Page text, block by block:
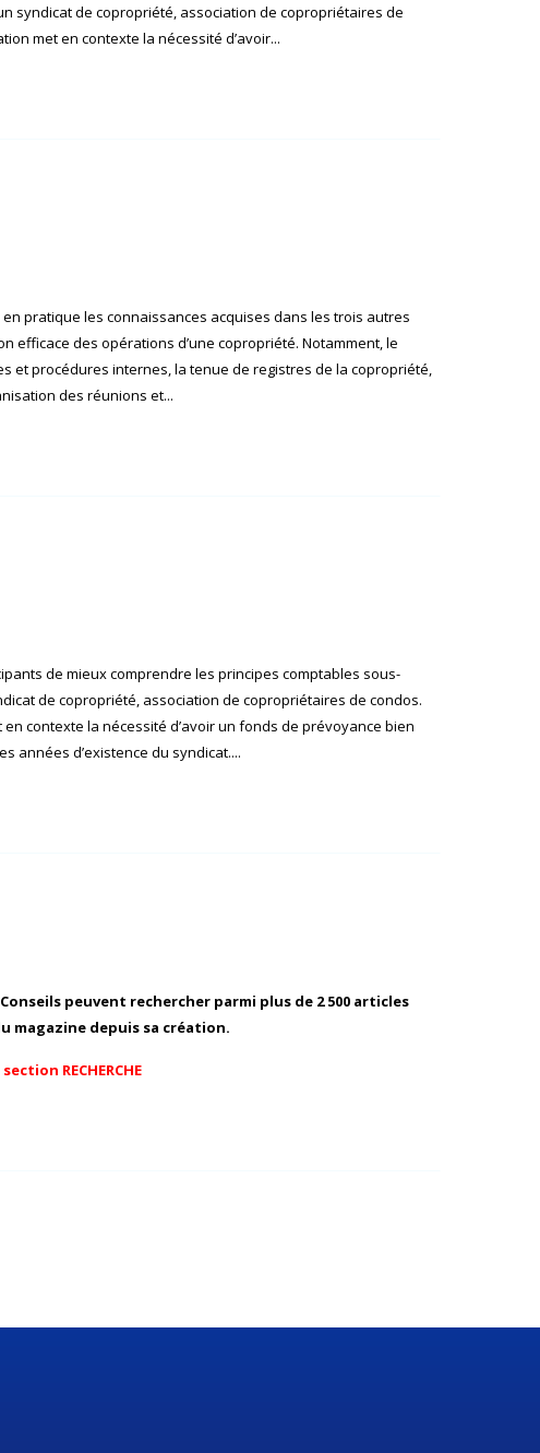
syndicat de copropriété, association de copropriétaires de
met en contexte la nécessité d’avoir...
pratique les connaissances acquises dans les trois autres
efficace des opérations d’une copropriété. Notamment, le
et procédures internes, la tenue de registres de la copropriété,
des réunions et...
de mieux comprendre les principes comptables sous-
de copropriété, association de copropriétaires de condos.
contexte la nécessité d’avoir un fonds de prévoyance bien
années d’existence du syndicat....
peuvent rechercher parmi plus de 2 500 articles
magazine depuis sa création.
RECHERCHE